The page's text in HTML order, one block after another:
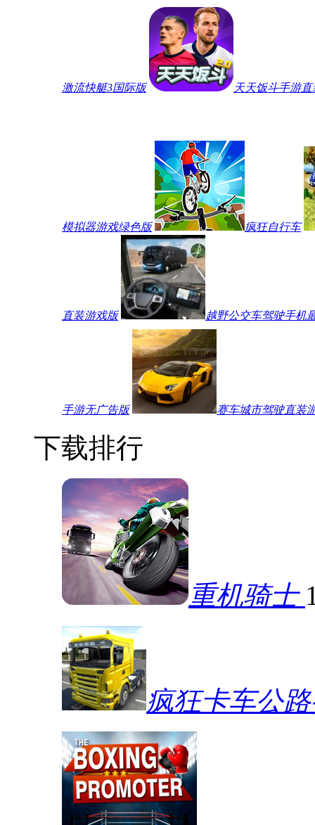
激流快艇3国际版 天天饭斗手游直
模拟器游戏绿色版 疯狂自行车
直装游戏版 越野公交车驾驶手机
手游无广告版 赛车城市驾驶直装
下载排行
重机骑士
疯狂卡车公